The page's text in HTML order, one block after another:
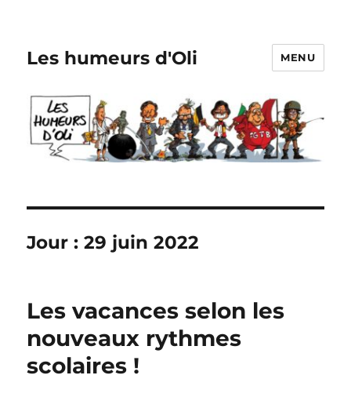
Les humeurs d'Oli MENU
Jour :29 juin 2022
Les vacances selon les
nouveaux rythmes
scolaires !